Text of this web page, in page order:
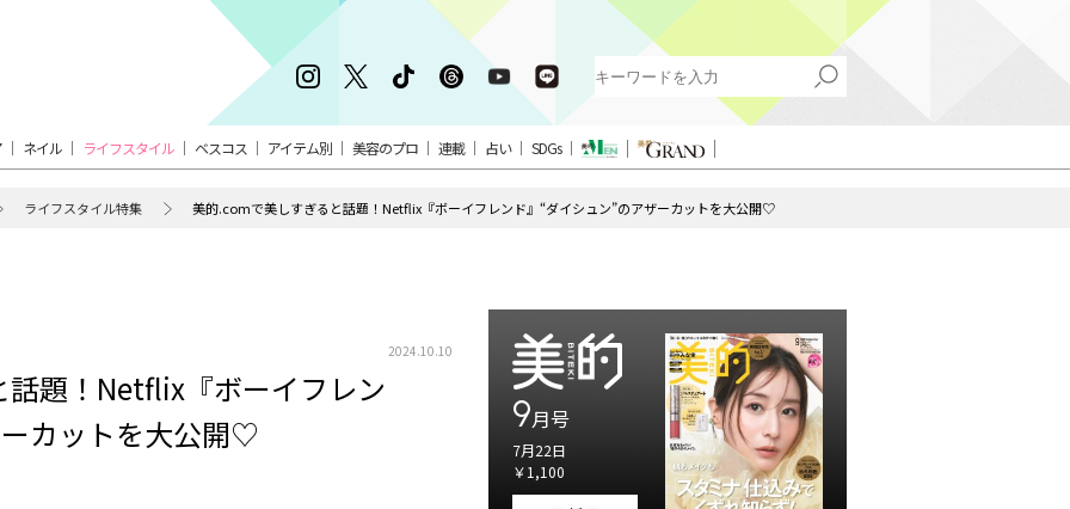
ネイル ライフスタイル ベスコス アイテム別 美容のプロ 連載 占い SDGs
ライフスタイル特集 美的.comで美しすぎると話題！Netflix『ボーイフレンド』“ダイシュン”のアザーカットを大公開♡
2024.10.10
題！Netflix『ボーイフレン
カットを大公開♡
9月号
7月22日
￥1,100